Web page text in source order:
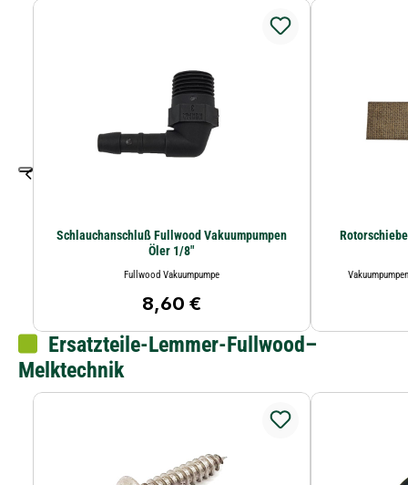
Schlauchanschluß Fullwood Vakuumpumpen
Öler 1/8"
Fullwood Vakuumpumpe
Regulärer Preis:
8,60 €
Ersatzteile-Lemmer-Fullwood–
Melktechnik